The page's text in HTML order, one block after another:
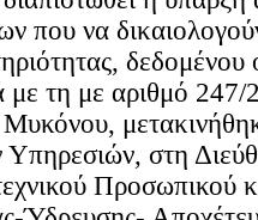
που να
δεδομένου
με τη με αριθμό
στη
Προσωπικού